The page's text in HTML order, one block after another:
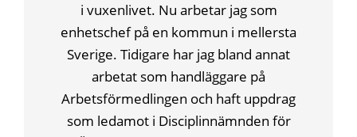
i vuxenlivet. Nu arbetar jag som
enhetschef på en kommun i mellersta
Sverige. Tidigare har jag bland annat
arbetat som handläggare på
Arbetsförmedlingen och haft uppdrag
som ledamot i Disciplinnämnden för